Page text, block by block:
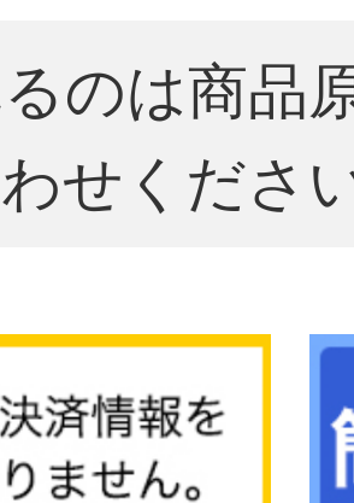
のは商品
せくださ